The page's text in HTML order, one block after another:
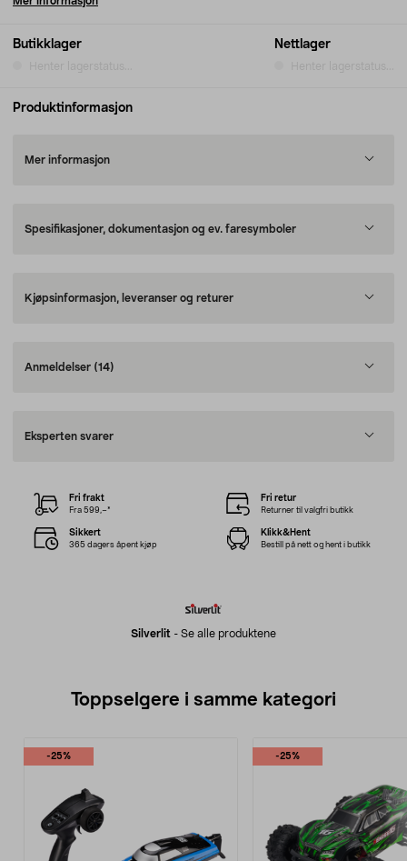
Butikklager
Henter lagerstatus...
Nettlager
Henter lagerstatus...
Produktinformasjon
Mer informasjon
Spesifikasjoner, dokumentasjon og ev. faresymboler
Kjøpsinformasjon, leveranser og returer
Anmeldelser (14)
Eksperten svarer
Silverlit - Se alle produktene
Fri frakt
Fra 599,–*
Fri retur
Returner til valgfri butikk
Sikkert
365 dagers åpent kjøp
Klikk&Hent
Bestill på nett og hent i butikk
Toppselgere i samme kategori
-25% -25%